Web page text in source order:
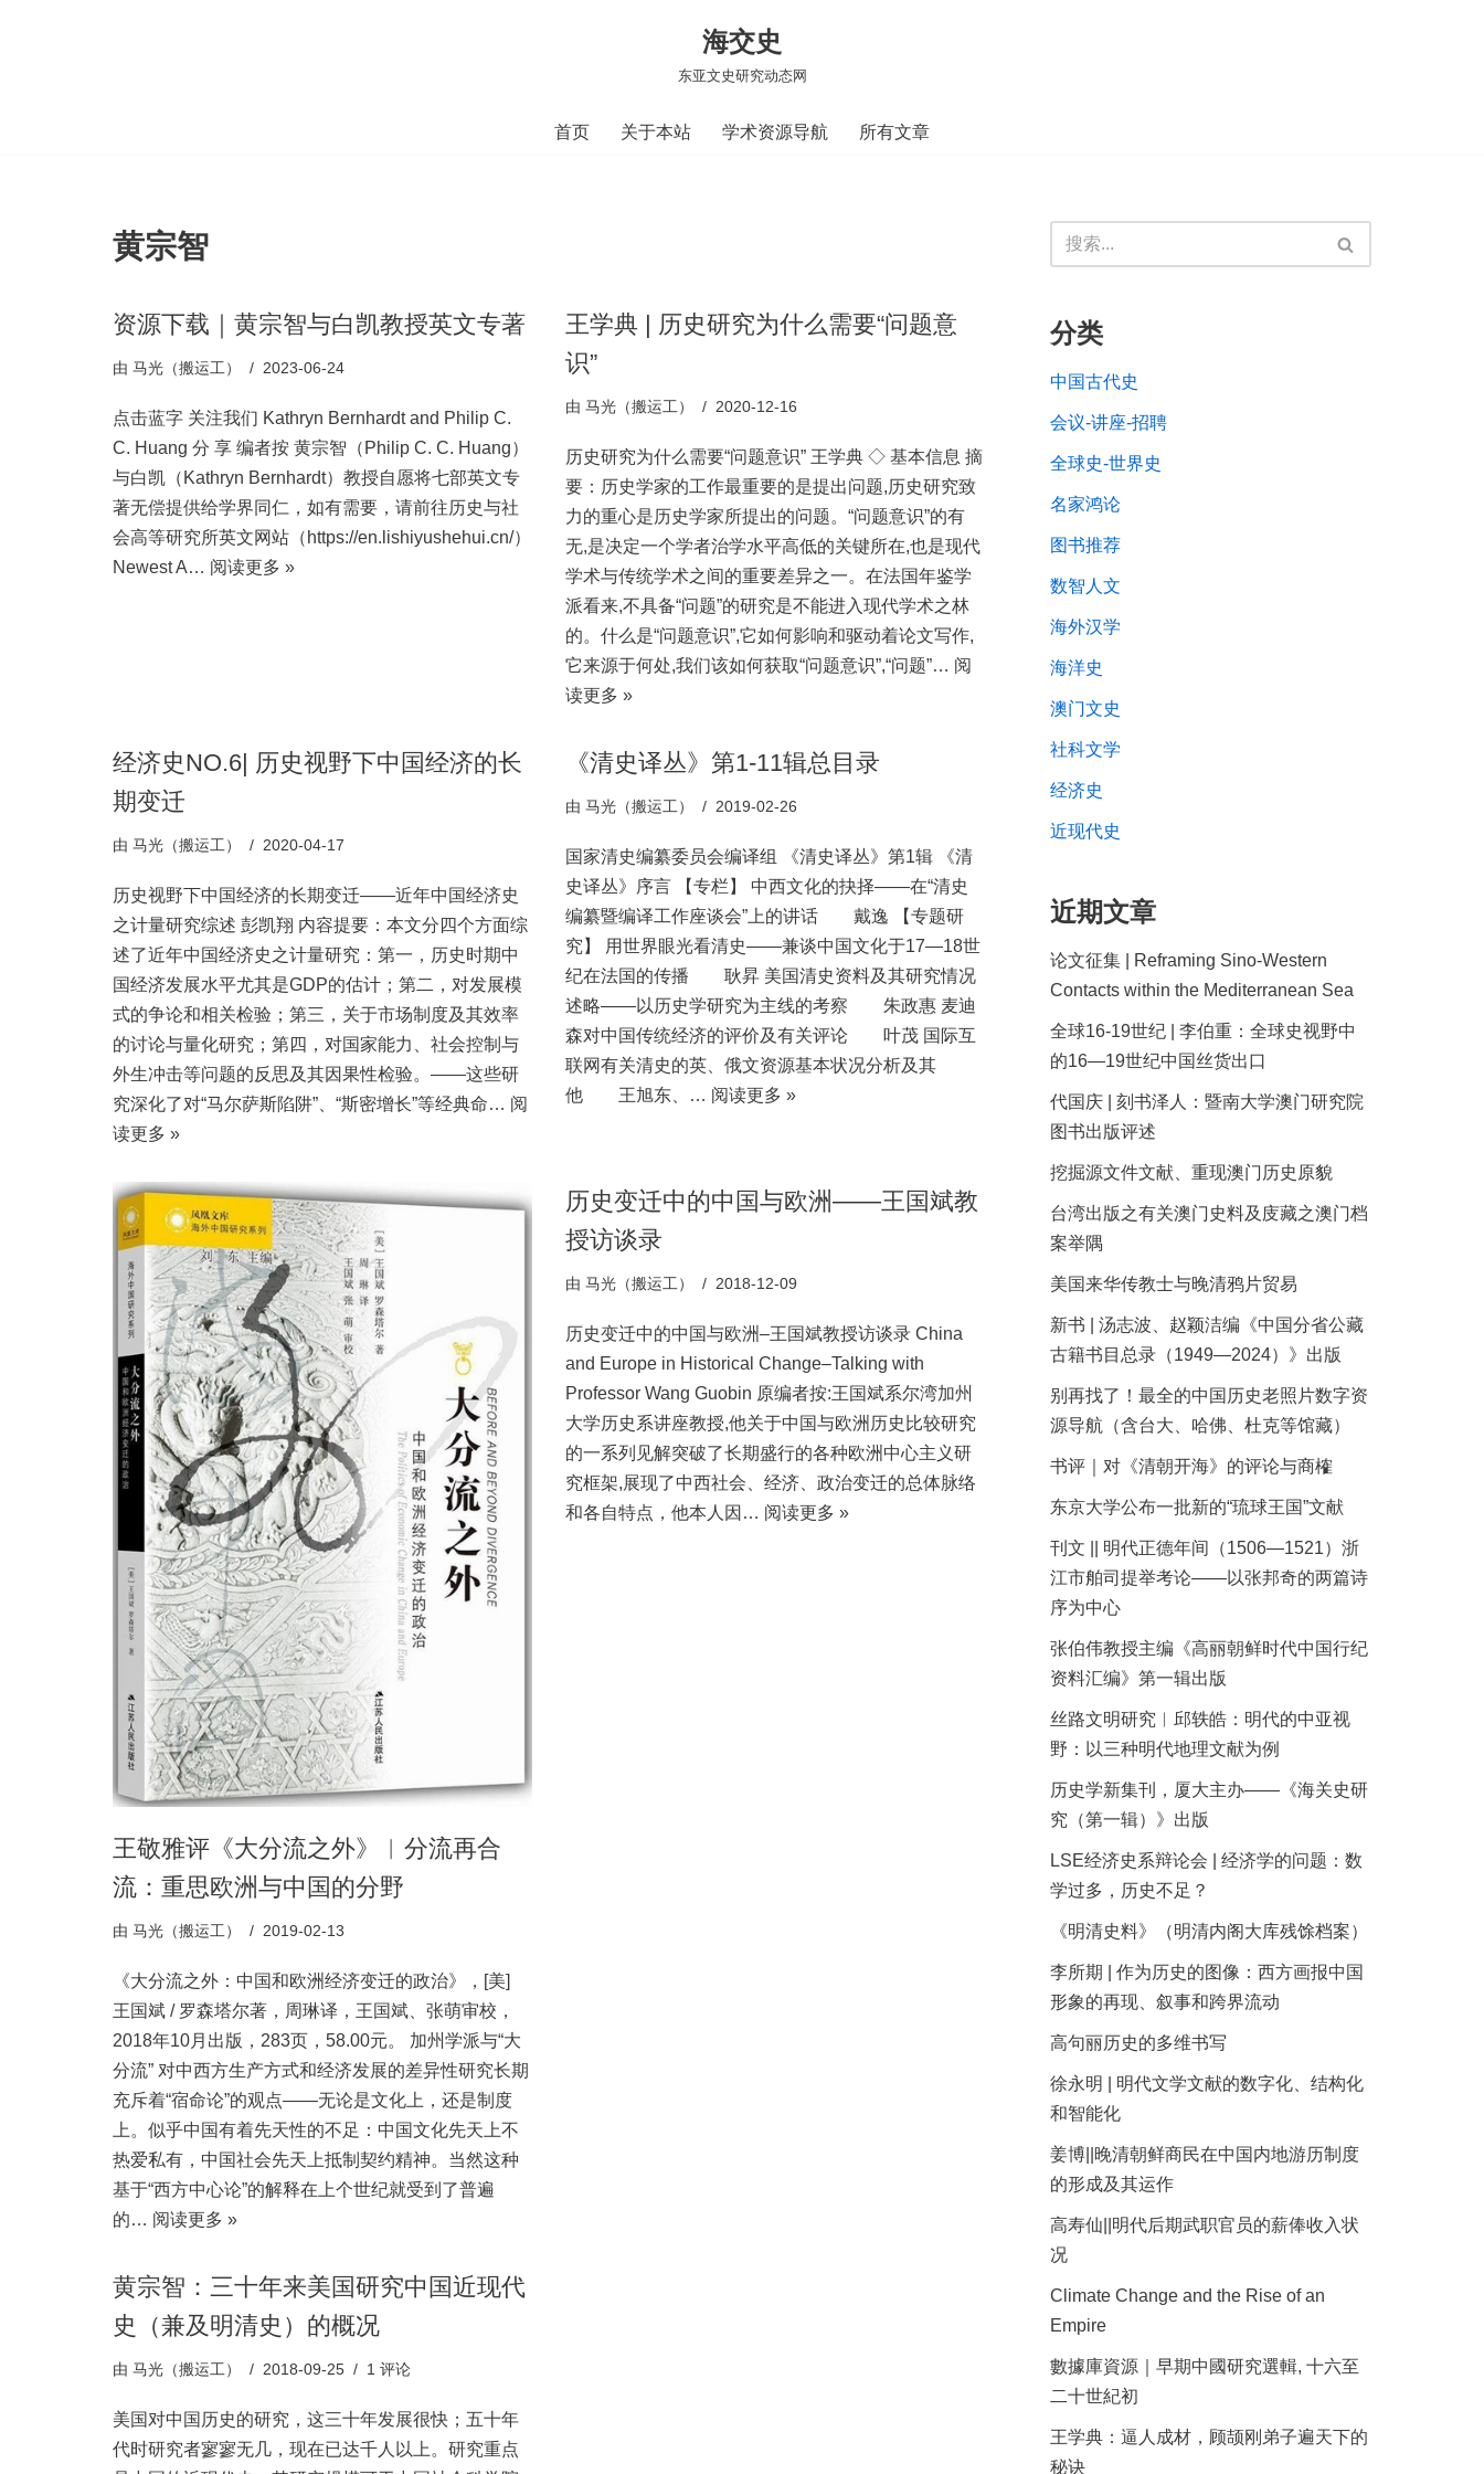
海交史
东亚文史研究动态网
首页 关于本站 学术资源导航 所有文章
黄宗智
资源下载｜黄宗智与白凯教授英文专著
由 马光（搬运工） 2023-06-24
点击蓝字 关注我们 Kathryn Bernhardt and Philip C.
C. Huang 分 享 编者按 黄宗智（Philip C. C. Huang）
与白凯（Kathryn Bernhardt）教授自愿将七部英文专
著无偿提供给学界同仁，如有需要，请前往历史与社
会高等研究所英文网站（https://en.lishiyushehui.cn/）
Newest A… 阅读更多 »
王学典 | 历史研究为什么需要“问题意
识”
由 马光（搬运工） 2020-12-16
历史研究为什么需要“问题意识” 王学典 ◇ 基本信息 摘
要：历史学家的工作最重要的是提出问题,历史研究致
力的重心是历史学家所提出的问题。“问题意识”的有
无,是决定一个学者治学水平高低的关键所在,也是现代
学术与传统学术之间的重要差异之一。在法国年鉴学
派看来,不具备“问题”的研究是不能进入现代学术之林
的。什么是“问题意识”,它如何影响和驱动着论文写作,
它来源于何处,我们该如何获取“问题意识”,“问题”… 阅
读更多 »
经济史NO.6| 历史视野下中国经济的长
期变迁
由 马光（搬运工） 2020-04-17
历史视野下中国经济的长期变迁——近年中国经济史
之计量研究综述 彭凯翔 内容提要：本文分四个方面综
述了近年中国经济史之计量研究：第一，历史时期中
国经济发展水平尤其是GDP的估计；第二，对发展模
式的争论和相关检验；第三，关于市场制度及其效率
的讨论与量化研究；第四，对国家能力、社会控制与
外生冲击等问题的反思及其因果性检验。——这些研
究深化了对“马尔萨斯陷阱”、“斯密增长”等经典命… 阅
读更多 »
《清史译丛》第1-11辑总目录
由 马光（搬运工） 2019-02-26
国家清史编纂委员会编译组 《清史译丛》第1辑 《清
史译丛》序言 【专栏】 中西文化的抉择——在“清史
编纂暨编译工作座谈会”上的讲话 戴逸 【专题研
究】 用世界眼光看清史——兼谈中国文化于17—18世
纪在法国的传播 耿昇 美国清史资料及其研究情况
述略——以历史学研究为主线的考察 朱政惠 麦迪
森对中国传统经济的评价及有关评论 叶茂 国际互
联网有关清史的英、俄文资源基本状况分析及其
他 王旭东、… 阅读更多 »
王敬雅评《大分流之外》︱分流再合
流：重思欧洲与中国的分野
由 马光（搬运工） 2019-02-13
《大分流之外：中国和欧洲经济变迁的政治》，[美]
王国斌 / 罗森塔尔著，周琳译，王国斌、张萌审校，
2018年10月出版，283页，58.00元。 加州学派与“大
分流” 对中西方生产方式和经济发展的差异性研究长期
充斥着“宿命论”的观点——无论是文化上，还是制度
上。似乎中国有着先天性的不足：中国文化先天上不
热爱私有，中国社会先天上抵制契约精神。当然这种
基于“西方中心论”的解释在上个世纪就受到了普遍
的… 阅读更多 »
历史变迁中的中国与欧洲——王国斌教
授访谈录
由 马光（搬运工） 2018-12-09
历史变迁中的中国与欧洲–王国斌教授访谈录 China
and Europe in Historical Change–Talking with
Professor Wang Guobin 原编者按:王国斌系尔湾加州
大学历史系讲座教授,他关于中国与欧洲历史比较研究
的一系列见解突破了长期盛行的各种欧洲中心主义研
究框架,展现了中西社会、经济、政治变迁的总体脉络
和各自特点，他本人因… 阅读更多 »
黄宗智：三十年来美国研究中国近现代
史（兼及明清史）的概况
由 马光（搬运工） 2018-09-25 1 评论
美国对中国历史的研究，这三十年发展很快；五十年
代时研究者寥寥无几，现在已达千人以上。研究重点
分类
中国古代史
会议-讲座-招聘
全球史-世界史
名家鸿论
图书推荐
数智人文
海外汉学
海洋史
澳门文史
社科文学
经济史
近现代史
近期文章
论文征集 | Reframing Sino-Western
Contacts within the Mediterranean Sea
全球16-19世纪 | 李伯重：全球史视野中
的16—19世纪中国丝货出口
代国庆 | 刻书泽人：暨南大学澳门研究院
图书出版评述
挖掘源文件文献、重现澳门历史原貌
台湾出版之有关澳门史料及庋藏之澳门档
案举隅
美国来华传教士与晚清鸦片贸易
新书 | 汤志波、赵颖洁编《中国分省公藏
古籍书目总录（1949—2024）》出版
别再找了！最全的中国历史老照片数字资
源导航（含台大、哈佛、杜克等馆藏）
书评｜对《清朝开海》的评论与商榷
东京大学公布一批新的“琉球王国”文献
刊文 || 明代正德年间（1506—1521）浙
江市舶司提举考论——以张邦奇的两篇诗
序为中心
张伯伟教授主编《高丽朝鲜时代中国行纪
资料汇编》第一辑出版
丝路文明研究︱邱轶皓：明代的中亚视
野：以三种明代地理文献为例
历史学新集刊，厦大主办——《海关史研
究（第一辑）》出版
LSE经济史系辩论会 | 经济学的问题：数
学过多，历史不足？
《明清史料》（明清内阁大库残馀档案）
李所期 | 作为历史的图像：西方画报中国
形象的再现、叙事和跨界流动
高句丽历史的多维书写
徐永明 | 明代文学文献的数字化、结构化
和智能化
姜博||晚清朝鲜商民在中国内地游历制度
的形成及其运作
高寿仙||明代后期武职官员的薪俸收入状
况
Climate Change and the Rise of an
Empire
數據庫資源｜早期中國研究選輯, 十六至
二十世紀初
王学典：逼人成材，顾颉刚弟子遍天下的
秘诀